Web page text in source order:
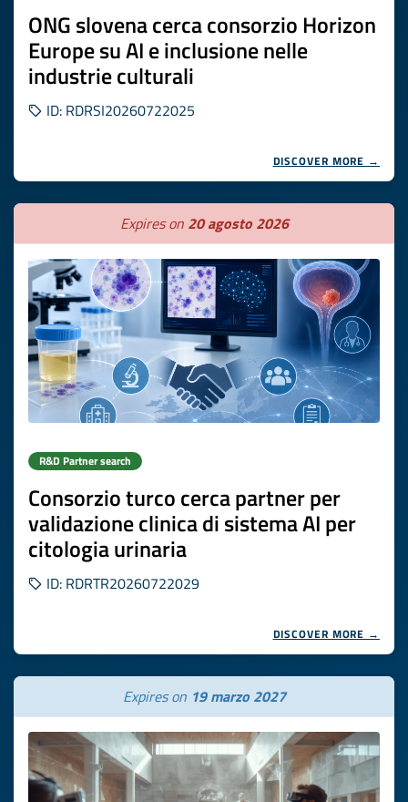
ONG slovena cerca consorzio Horizon
Europe su AI e inclusione nelle
industrie culturali
ID: RDRSI20260722025
DISCOVER MORE →
Expires on 20 agosto 2026
R&D Partner search
Consorzio turco cerca partner per
validazione clinica di sistema AI per
citologia urinaria
ID: RDRTR20260722029
DISCOVER MORE →
Expires on 19 marzo 2027